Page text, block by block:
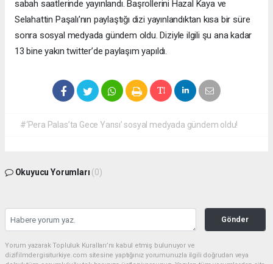
sabah saatlerinde yayınlandı. Başrollerini Hazal Kaya ve
Selahattin Paşalı’nın paylaştığı dizi yayınlandıktan kısa bir süre
sonra sosyal medyada gündem oldu. Diziyle ilgili şu ana kadar
13 bine yakın twitter’de paylaşım yapıldı.
#‘Pera Palas’ta Gece Yarısı’ sosyal medyada gündem oldu!
Okuyucu Yorumları (0)
Gönder
Yorum yazarak Topluluk Kuralları’nı kabul etmiş bulunuyor ve
dizifilmdergisiturkiye.com sitesine yaptığınız yorumunuzla ilgili doğrudan veya